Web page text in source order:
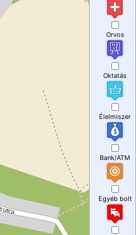
Orvos
Oktatás
Élelmiszer
Bank/ATM
Egyéb bolt